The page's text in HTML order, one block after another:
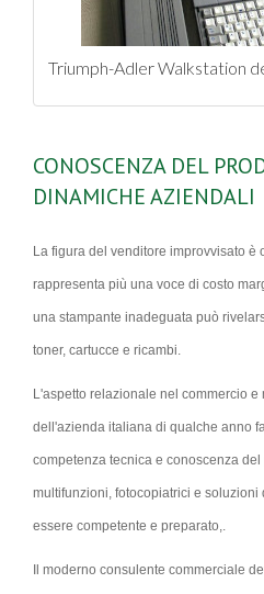
Triumph-Adler Walkstation
CONOSCENZA DEL
DINAMICHE AZIENDALI
La figura del venditore improvvisato è
rappresenta più una voce di costo
una stampante inadeguata può
toner, cartucce e ricambi.
L'aspetto relazionale nel commercio
dell'azienda italiana di qualche anno
competenza tecnica e conoscenza
multifunzioni, fotocopiatrici e
essere competente e preparato,.
Il moderno consulente commerciale